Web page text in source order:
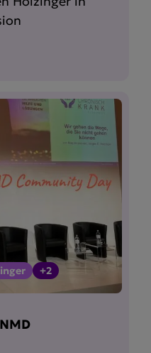
+2